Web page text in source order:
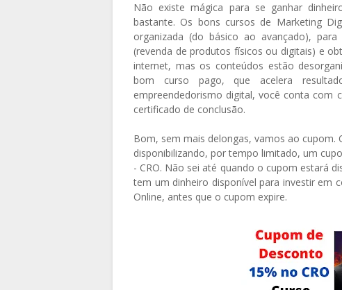
Não existe mágica para se ganhar
bastante. Os bons cursos de Marketing
organizada (do básico ao avançado),
(revenda de produtos físicos ou digitais) e
internet, mas os conteúdos estão
bom curso pago, que acelera
empreendedorismo digital, você conta com
certificado de conclusão.
Bom, sem mais delongas, vamos ao cupom.
disponibilizando, por tempo limitado, um
- CRO. Não sei até quando o cupom estará
tem um dinheiro disponível para investir em
Online, antes que o cupom expire.